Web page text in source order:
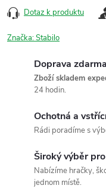
Dotaz k produktu
Značka:Stabilo
Doprava
Zboží skladem
24 hodin.
Ochotná a
Rádi poradíme s
Široký výběr
Nabízíme hračky,
jednom místě.